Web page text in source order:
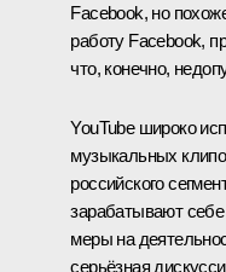
Facebook, но
работу Facebook,
что, конечно,
YouTube широко
музыкальных
российского
зарабатывают себе
меры на
серьёзная